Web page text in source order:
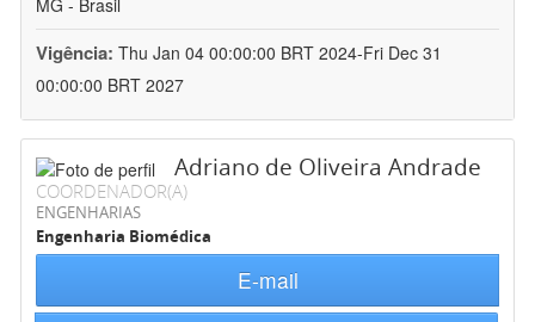
MG - Brasil
Vigência: Thu Jan 04 00:00:00 BRT 2024-Fri Dec 31
00:00:00 BRT 2027
Adriano de Oliveira Andrade
COORDENADOR(A)
ENGENHARIAS
Engenharia Biomédica
E-mail